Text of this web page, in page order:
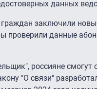
данных
заключили
проверили данные
россияне
"О связи"